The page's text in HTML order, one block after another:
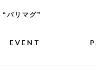
パリマグ”
EVENT